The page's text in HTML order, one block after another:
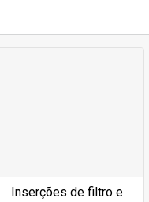
Inserções de filtro e